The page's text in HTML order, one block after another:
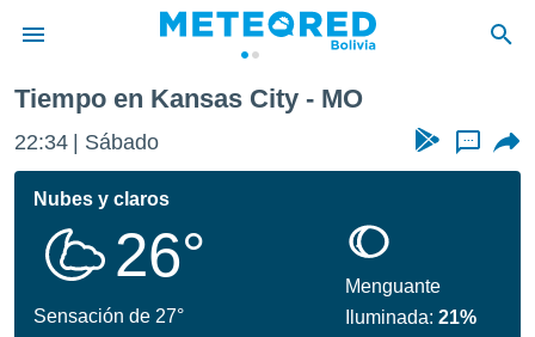
de
ha
calidad.
a este
Tiempo en Kansas City - MO
22:34 Sábado ...
Nubes y claros
26°
Sensación de 27°
Menguante
Iluminada:21%